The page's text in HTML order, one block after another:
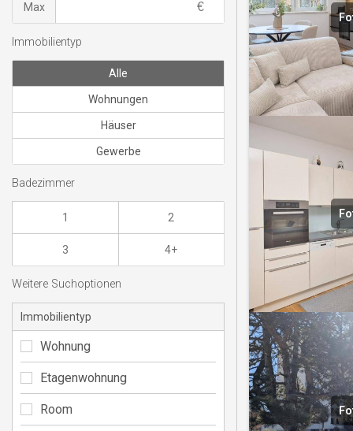
Max
Immobilientyp
Alle
Wohnungen
Häuser
Gewerbe
Badezimmer
1 2
3 4+
Weitere Suchoptionen
Immobilientyp
Wohnung
Etagenwohnung
Room